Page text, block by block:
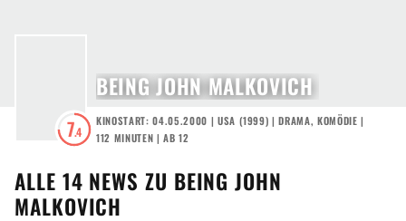
7.4
BEING JOHN MALKOVICH
KINOSTART: 04.05.2000 | USA (1999) |DRAMA,KOMÖDIE |
112 MINUTEN |AB 12
ALLE 14 NEWS ZU BEING JOHN
MALKOVICH